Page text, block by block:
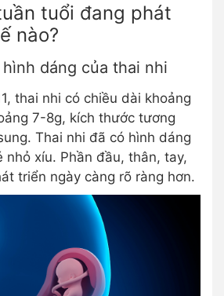
tuổi đang phát
nào?
dáng của thai nhi
thai nhi có chiều dài khoảng
7-8g, kích thước tương
Thai nhi đã có hình dáng
nhỏ xíu. Phần đầu, thân, tay,
triển ngày càng rõ ràng hơn.